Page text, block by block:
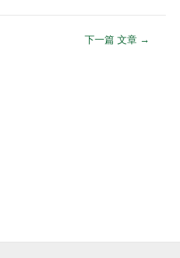
下一篇 文章 →